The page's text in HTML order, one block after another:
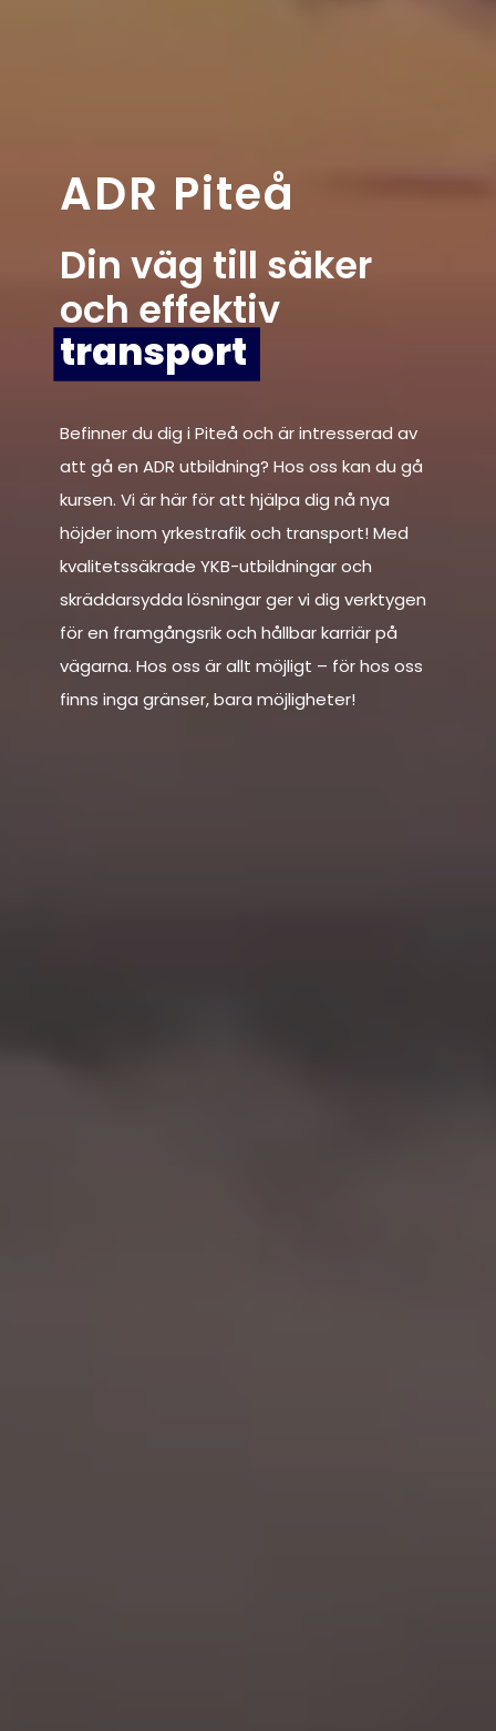
ADR Piteå
Din väg till säker
och effektiv
transport
Befinner du dig i Piteå och är intresserad av
att gå en ADR utbildning? Hos oss kan du gå
kursen. Vi är här för att hjälpa dig nå nya
höjder inom yrkestrafik och transport! Med
kvalitetssäkrade YKB-utbildningar och
skräddarsydda lösningar ger vi dig verktygen
för en framgångsrik och hållbar karriär på
vägarna. Hos oss är allt möjligt – för hos oss
finns inga gränser, bara möjligheter!